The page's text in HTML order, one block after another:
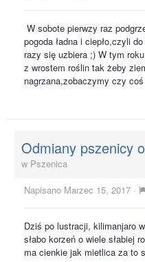
W sobote pierwzy raz
pogoda ładna i ciepło,czyli
razy się uzbiera ;) W tym
z wrostem roślin tak żeby
nagrzana,zobaczymy czy
Odmiany pszenicy
w Pszenica
Napisano Marzec 15, 2017 ·
Dziś po lustracji, kilimanjaro
słabo korzeń o wiele słabiej
ma cienkie jak mietlica za to